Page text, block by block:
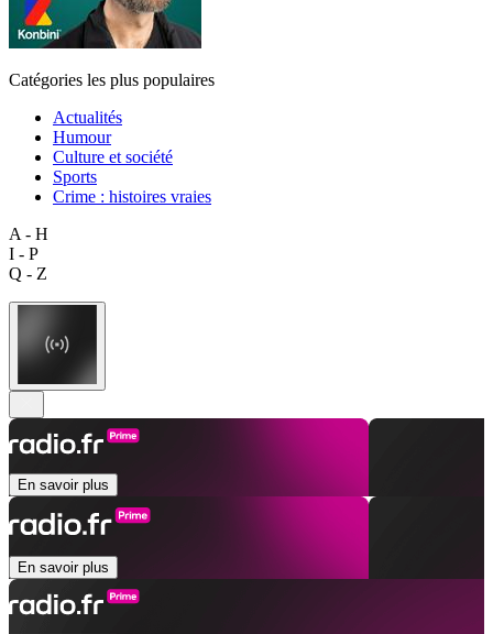
Catégories les plus populaires
Actualités
Humour
Culture et société
Sports
Crime : histoires vraies
A - H
I - P
Q - Z
En savoir plus
En savoir plus